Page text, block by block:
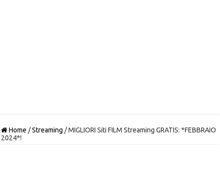
Home /Streaming /MIGLIORI Siti FILM Streaming GRATIS: *FEBBRAIO
2024*!